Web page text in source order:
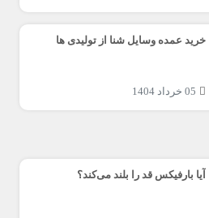
خرید عمده وسایل شنا از تولیدی ها
05 خرداد 1404
آیا بارفیکس قد را بلند می‌کند؟